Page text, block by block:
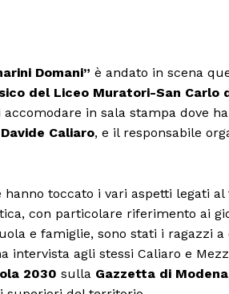
Domani” è andato in scena
del Liceo Muratori-San Carlo
in sala stampa dove
Davide Caliaro, e il responsabile
toccato i vari aspetti legati
con particolare riferimento ai
e famiglie, sono stati i ragazzi
intervista agli stessi Caliaro e
2030 sulla Gazzetta di Modena